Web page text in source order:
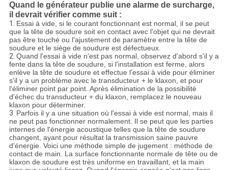
Quand le générateur publie une alarme de surcharge,
il devrait vérifier comme suit :
1. Essai à vide, si le courant fonctionnant est normal, il se peut
que la tête de soudure soit en contact avec l'objet qui ne devrait
pas être touché ou l'ajustement de paramètre entre la tête de
soudure et le siège de soudure est défectueux.
2. Quand l'essai à vide n'est pas normal, observez d'abord s'il y a
fente dans la tête de soudure, si l'installation est ferme, alors
enlève la tête de soudure et effectue l'essai à vide pour éliminer
s'il y a un problème avec le transducteur + le klaxon, et pour
l'éliminer point par point. Après élimination de la possibilité
d'échec du transducteur + du klaxon, remplacez le nouveau
klaxon pour déterminer.
3. Parfois il y a une situation où l'essai à vide est normal, mais il
ne peut pas fonctionner normalement. Il se peut que les parties
internes de l'énergie acoustique telles que la tête de soudure
changent, ayant pour résultat la transmission saine pauvre
d'énergie. Voici une méthode simple de jugement : méthode de
contact de main. La surface fonctionnante normale de tête ou de
klaxon de soudure est très uniforme en travaillant, et la main